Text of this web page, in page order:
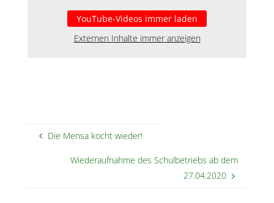
YouTube-Videos immer laden
Externen Inhalte immer anzeigen
Die Mensa kocht wieder!
Wiederaufnahme des Schulbetriebs ab dem
27.04.2020